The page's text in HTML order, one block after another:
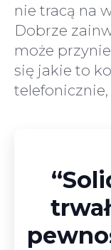
nie tracą na
Dobrze
może
się jakie to